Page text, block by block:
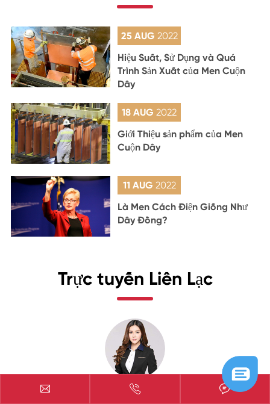
25 AUG 2022
Hiệu Suất, Sử Dụng và Quá
Trình Sản Xuất của Men Cuộn
Dây
18 AUG2022
Giới Thiệu sản phẩm của Men
Cuộn Dây
11 AUG 2022
Là Men Cách Điện Giống Như
Dây Đồng?
Trực tuyến Liên Lạc
MS. Y.
  